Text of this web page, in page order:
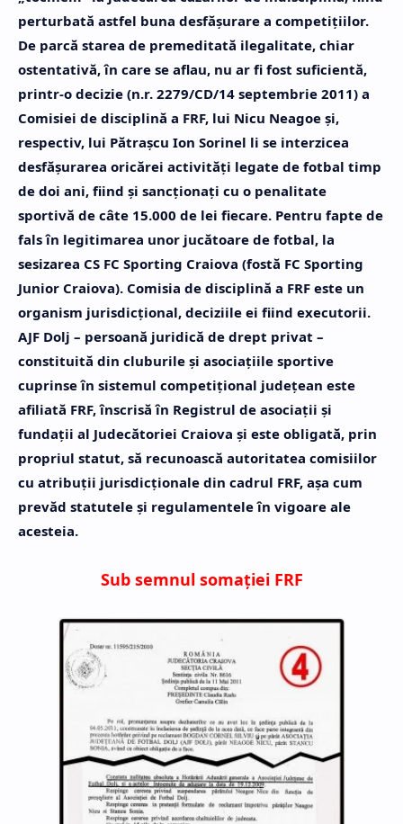
perturbată astfel buna desfăşurare a competiţiilor.
De parcă starea de premeditată ilegalitate, chiar
ostentativă, în care se aflau, nu ar fi fost suficientă,
printr-o decizie (n.r. 2279/CD/14 septembrie 2011) a
Comisiei de disciplină a FRF, lui Nicu Neagoe şi,
respectiv, lui Pătraşcu Ion Sorinel li se interzicea
desfăşurarea oricărei activităţi legate de fotbal timp
de doi ani, fiind şi sancţionaţi cu o penalitate
sportivă de câte 15.000 de lei fiecare. Pentru fapte de
fals în legitimarea unor jucătoare de fotbal, la
sesizarea CS FC Sporting Craiova (fostă FC Sporting
Junior Craiova). Comisia de disciplină a FRF este un
organism jurisdicţional, deciziile ei fiind executorii.
AJF Dolj – persoană juridică de drept privat –
constituită din cluburile şi asociaţiile sportive
cuprinse în sistemul competiţional judeţean este
afiliată FRF, înscrisă în Registrul de asociaţii şi
fundaţii al Judecătoriei Craiova şi este obligată, prin
propriul statut, să recunoască autoritatea comisiilor
cu atribuţii jurisdicţionale din cadrul FRF, aşa cum
prevăd statutele şi regulamentele în vigoare ale
acesteia.
Sub semnul somaţiei FRF